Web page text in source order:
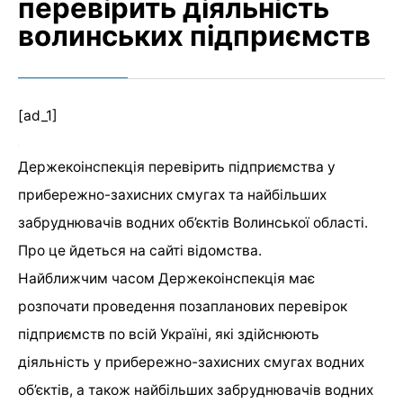
перевірить діяльність
волинських підприємств
[ad_1]
Держекоінспекція перевірить підприємства у
прибережно-захисних смугах та найбільших
забруднювачів водних об’єктів Волинської області.
Про це йдеться на сайті відомства.
Найближчим часом Держекоінспекція має
розпочати проведення позапланових перевірок
підприємств по всій Україні, які здійснюють
діяльність у прибережно-захисних смугах водних
об’єктів, а також найбільших забруднювачів водних